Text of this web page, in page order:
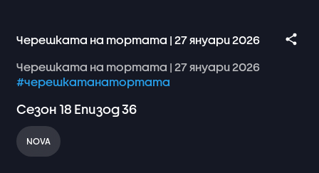
Черешката на тортата | 27 януари 2026
Черешката на тортата | 27януари 2026
#черешкатанатортата
Сезон 18 Епизод36
NOVA